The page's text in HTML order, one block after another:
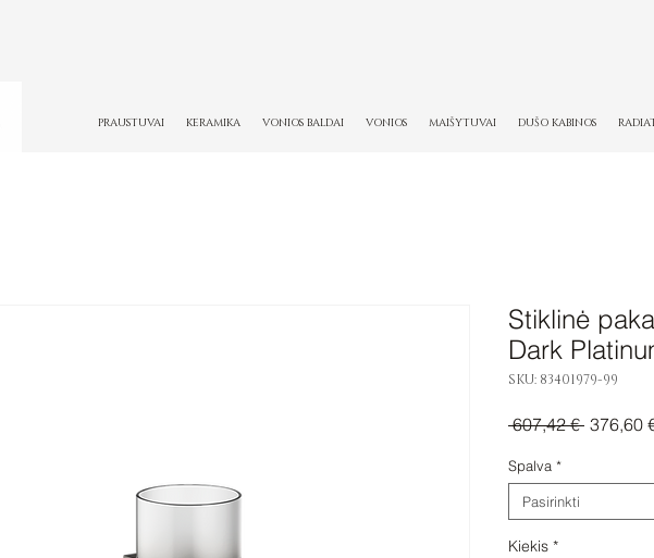
PRAUSTUVAI KERAMIKA VONIOS BALDAI VONIOS MAIŠYTUVAI DUŠO KABINOS
Stiklinė
Dark
SKU: 83401979-99
607,42 € Įprastinė
376,60
Spalva *
Pasirinkti
Kiekis *